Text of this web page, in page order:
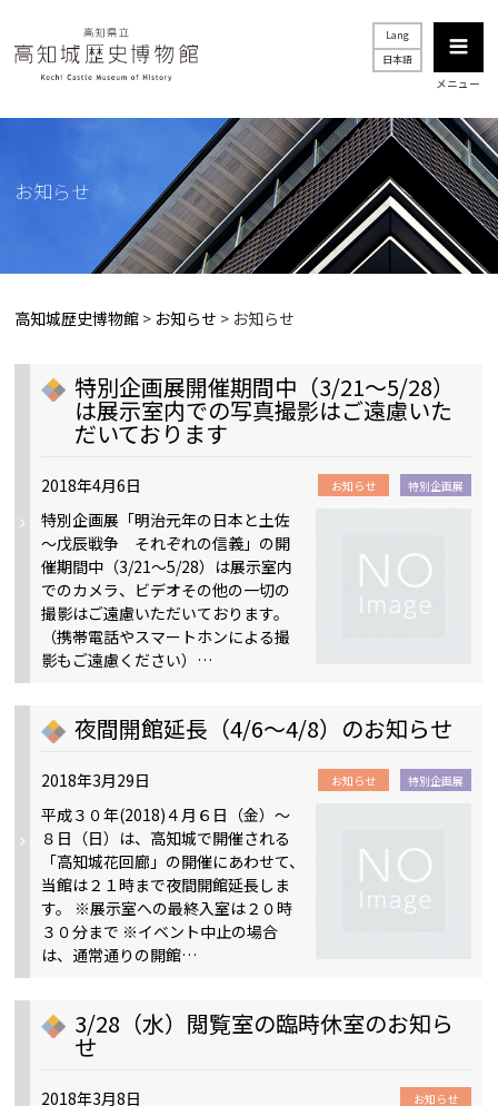
Lang
日本語
メニュー
お知らせ
高知城歴史博物館 > お知らせ > お知らせ
特別企画展開催期間中（3/21～5/28）
は展示室内での写真撮影はご遠慮いた
だいております
2018年4月6日 お知らせ 特別企画展
特別企画展「明治元年の日本と土佐
～戊辰戦争 それぞれの信義」の開
催期間中（3/21～5/28）は展示室内
でのカメラ、ビデオその他の一切の
撮影はご遠慮いただいております。
（携帯電話やスマートホンによる撮
影もご遠慮ください）…
夜間開館延長（4/6～4/8）のお知らせ
2018年3月29日 お知らせ 特別企画展
平成３０年(2018)４月６日（金）～
８日（日）は、高知城で開催される
「高知城花回廊」の開催にあわせて、
当館は２１時まで夜間開館延長しま
す。 ※展示室への最終入室は２０時
３０分まで ※イベント中止の場合
は、通常通りの開館…
3/28（水）閲覧室の臨時休室のお知ら
せ
2018年3月8日 お知らせ